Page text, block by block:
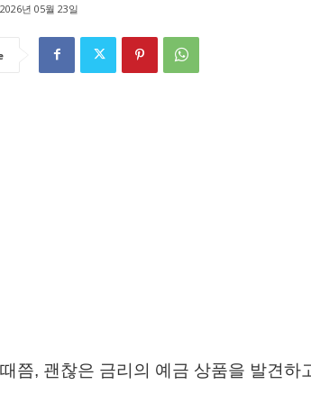
2026년 05월 23일
쯤, 괜찮은 금리의 예금 상품을 발견하